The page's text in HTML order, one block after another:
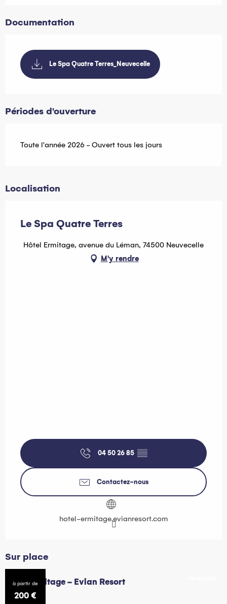
Documentation
Le Spa Quatre Terres_Neuvecelle
Périodes d'ouverture
Toute l'année 2026 - Ouvert tous les jours
Localisation
Le Spa Quatre Terres
Hôtel Ermitage, avenue du Léman, 74500 Neuvecelle
M'y rendre
04 50 26 85 ▒▒
Contactez-nous
hotel-ermitage.evianresort.com
Sur place
à partir de
200 €
Hôtel Ermitage - Evian Resort